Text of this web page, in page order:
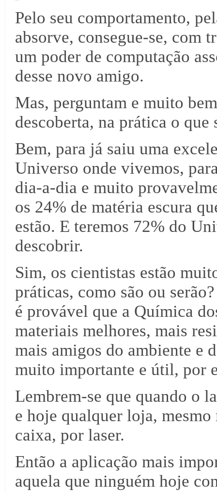
Pelo seu comportamento,
absorve, consegue-se, com
um poder de computação
desse novo amigo.
Mas, perguntam e muito
descoberta, na prática o que
Bem, para já saiu uma
Universo onde vivemos,
dia-a-dia e muito
os 24% de matéria escura
estão. E teremos 72% do
descobrir.
Sim, os cientistas estão
práticas, como são ou
é provável que a Química
materiais melhores, mais
mais amigos do ambiente e
muito importante e útil, por
Lembrem-se que quando o
e hoje qualquer loja,
caixa, por laser.
Então a aplicação mais
aquela que ninguém hoje